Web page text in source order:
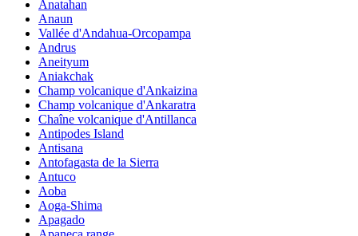
Anatahan
Anaun
Vallée d'Andahua-Orcopampa
Andrus
Aneityum
Aniakchak
Champ volcanique d'Ankaizina
Champ volcanique d'Ankaratra
Chaîne volcanique d'Antillanca
Antipodes Island
Antisana
Antofagasta de la Sierra
Antuco
Aoba
Aoga-Shima
Apagado